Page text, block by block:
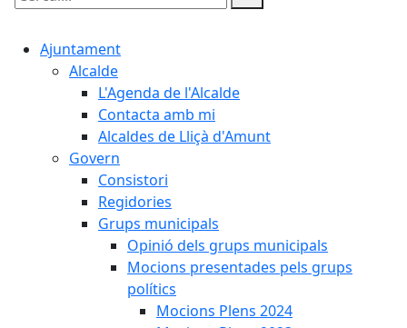
Cercar:
Ajuntament
Alcalde
L'Agenda de l'Alcalde
Contacta amb mi
Alcaldes de Lliçà d'Amunt
Govern
Consistori
Regidories
Grups municipals
Opinió dels grups municipals
Mocions presentades pels grups
polítics
Mocions Plens 2024